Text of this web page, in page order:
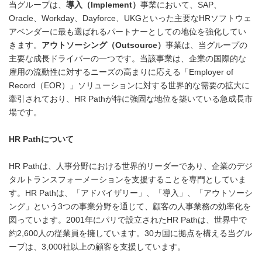
当グループは、 導入（Implement） 事業において、SAP、
Oracle、Workday、Dayforce、UKGといった主要なHRソフトウェ
アベンダーに最も選ばれるパートナーとしての地位を強化してい
きます。 アウトソーシング（Outsource） 事業は、当グループの
主要な成長ドライバーの一つです。当該事業は、企業の国際的な
雇用の流動性に対するニーズの高まりに応える「Employer of
Record（EOR）」ソリューションに対する世界的な需要の拡大に
牽引されており、HR Pathが特に強固な地位を築いている急成長市
場です。
HR Pathについて
HR Pathは、人事分野における世界的リーダーであり、企業のデジ
タルトランスフォーメーションを支援することを専門としていま
す。HR Pathは、「アドバイザリー」、「導入」、「アウトソーシ
ング」という3つの事業分野を通じて、顧客の人事業務の効率化を
図っています。2001年にパリで設立されたHR Pathは、世界中で
約2,600人の従業員を擁しています。30カ国に拠点を構える当グル
ープは、3,000社以上の顧客を支援しています。